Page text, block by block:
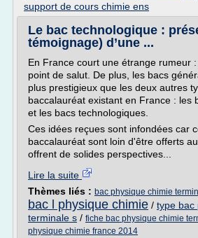
support de cours chimie ens
Le bac technologique :
témoignage) d’une ...
En France court une étrange rumeur :
point de salut. De plus, les bacs
plus prestigieux que les deux autres
baccalauréat existant en France : les
et les bacs technologiques.
Ces idées reçues sont infondées car
baccalauréat sont loin d'être offerts
offrent de solides perspectives...
Lire la suite
Thèmes liés : bac physique chimie
bac l physique chimie / type bac
terminale s / fiche bac physique chimie
physique chimie france 2014